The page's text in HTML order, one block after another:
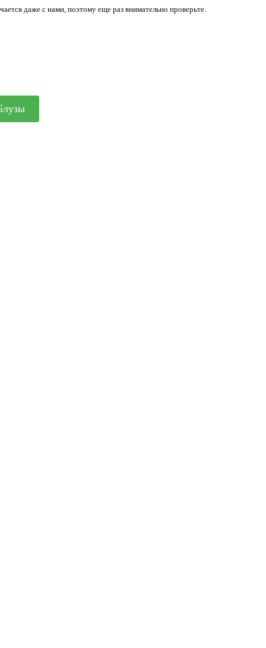
даже с нами, поэтому еще раз внимательно проверьте.